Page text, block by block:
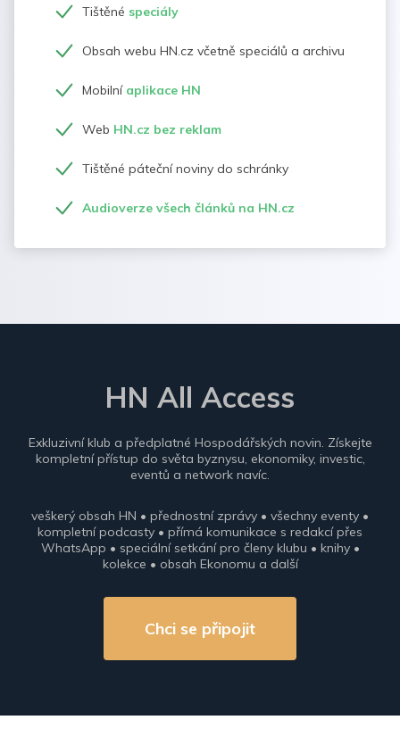
Tištěné speciály
Obsah webu HN.cz včetně speciálů a archivu
Mobilní aplikace HN
Web HN.cz bez reklam
Tištěné páteční noviny do schránky
Audioverze všech článků na HN.cz
HN All Access
Exkluzivní klub a předplatné Hospodářských novin. Získejte
kompletní přístup do světa byznysu, ekonomiky, investic,
eventů a network navíc.
veškerý obsah HN • přednostní zprávy • všechny eventy •
kompletní podcasty • přímá komunikace s redakcí přes
WhatsApp • speciální setkání pro členy klubu • knihy •
kolekce • obsah Ekonomu a další
Chci se připojit